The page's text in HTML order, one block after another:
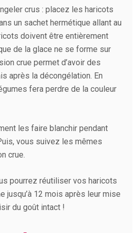
crus : placez les haricots
un sachet hermétique allant au
doivent être entièrement
de la glace ne se forme sur
crue permet d’avoir des
après la décongélation. En
fera perdre de la couleur
les faire blanchir pendant
vous suivez les mêmes
crue.
pourrez réutiliser vos haricots
jusqu’à 12 mois après leur mise
du goût intact !